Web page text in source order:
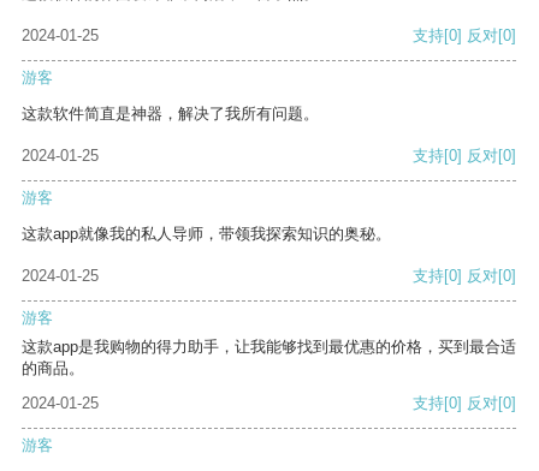
2024-01-25 支持[0] 反对[0]
游客
这款软件简直是神器，解决了我所有问题。
2024-01-25 支持[0] 反对[0]
游客
这款app就像我的私人导师，带领我探索知识的奥秘。
2024-01-25 支持[0] 反对[0]
游客
这款app是我购物的得力助手，让我能够找到最优惠的价格，买到最合适
的商品。
2024-01-25
支持[0] 反对[0]
游客